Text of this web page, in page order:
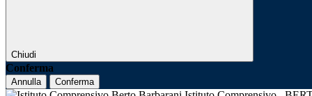
Chiudi
Conferma
Annulla Conferma